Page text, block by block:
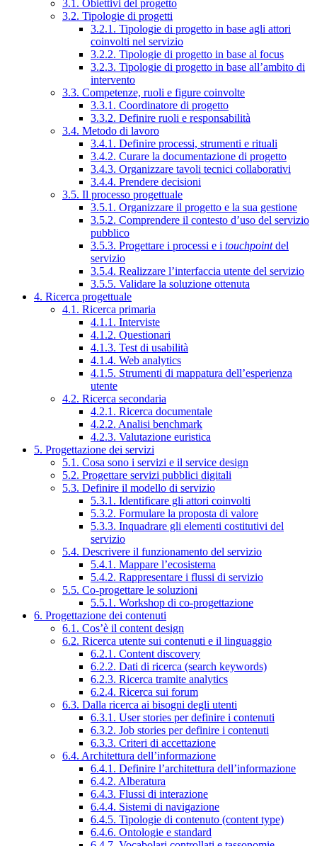
3.1. Obiettivi del progetto
3.2. Tipologie di progetti
3.2.1. Tipologie di progetto in base agli attori
coinvolti nel servizio
3.2.2. Tipologie di progetto in base al focus
3.2.3. Tipologie di progetto in base all’ambito di
intervento
3.3. Competenze, ruoli e figure coinvolte
3.3.1. Coordinatore di progetto
3.3.2. Definire ruoli e responsabilità
3.4. Metodo di lavoro
3.4.1. Definire processi, strumenti e rituali
3.4.2. Curare la documentazione di progetto
3.4.3. Organizzare tavoli tecnici collaborativi
3.4.4. Prendere decisioni
3.5. Il processo progettuale
3.5.1. Organizzare il progetto e la sua gestione
3.5.2. Comprendere il contesto d’uso del servizio
pubblico
3.5.3. Progettare i processi e i touchpointdel
servizio
3.5.4. Realizzare l’interfaccia utente del servizio
3.5.5. Validare la soluzione ottenuta
4. Ricerca progettuale
4.1. Ricerca primaria
4.1.1. Interviste
4.1.2. Questionari
4.1.3. Test di usabilità
4.1.4. Web analytics
4.1.5. Strumenti di mappatura dell’esperienza
utente
4.2. Ricerca secondaria
4.2.1. Ricerca documentale
4.2.2. Analisi benchmark
4.2.3. Valutazione euristica
5. Progettazione dei servizi
5.1. Cosa sono i servizi e il service design
5.2. Progettare servizi pubblici digitali
5.3. Definire il modello di servizio
5.3.1. Identificare gli attori coinvolti
5.3.2. Formulare la proposta di valore
5.3.3. Inquadrare gli elementi costitutivi del
servizio
5.4. Descrivere il funzionamento del servizio
5.4.1. Mappare l’ecosistema
5.4.2. Rappresentare i flussi di servizio
5.5. Co-progettare le soluzioni
5.5.1. Workshop di co-progettazione
6. Progettazione dei contenuti
6.1. Cos’è il content design
6.2. Ricerca utente sui contenuti e il linguaggio
6.2.1. Content discovery
6.2.2. Dati di ricerca (search keywords)
6.2.3. Ricerca tramite analytics
6.2.4. Ricerca sui forum
6.3. Dalla ricerca ai bisogni degli utenti
6.3.1. User stories per definire i contenuti
6.3.2. Job stories per definire i contenuti
6.3.3. Criteri di accettazione
6.4. Architettura dell’informazione
6.4.1. Definire l’architettura dell’informazione
6.4.2. Alberatura
6.4.3. Flussi di interazione
6.4.4. Sistemi di navigazione
6.4.5. Tipologie di contenuto (content type)
6.4.6. Ontologie e standard